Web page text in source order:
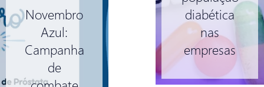
diabética
nas
empresas
Novembro
Azul:
Campanha
de